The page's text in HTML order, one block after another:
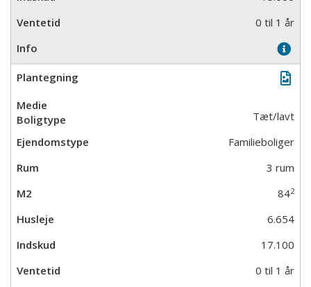
0 til 1 år
Tæt/lavt
Familieboliger
3 rum
842
6.654
17.100
0 til 1 år